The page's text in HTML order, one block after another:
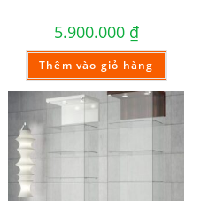
5.900.000 ₫
Thêm vào giỏ hàng